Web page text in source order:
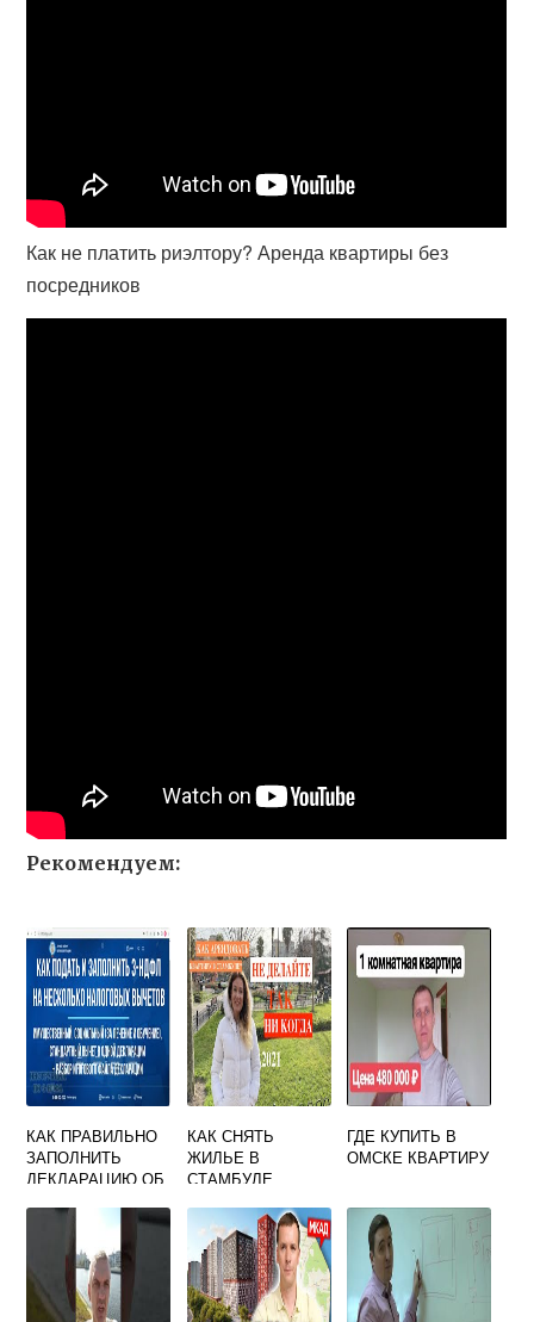
Как не платить риэлтору? Аренда квартиры без
посредников
Рекомендуем:
КАК ПРАВИЛЬНО
ЗАПОЛНИТЬ
ДЕКЛАРАЦИЮ ОБ
НЕДВИЖИМОГО
ИМУЩЕСТВА
КАК СНЯТЬ
ЖИЛЬЕ В
СТАМБУЛЕ
ГДЕ КУПИТЬ В
ОМСКЕ КВАРТИРУ